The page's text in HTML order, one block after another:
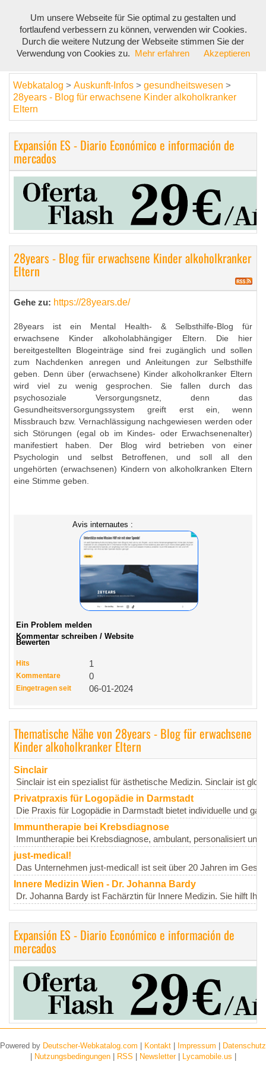
Webkatalog > Auskunft-Infos > gesundheitswesen >
28years - Blog für erwachsene Kinder alkoholkranker
Eltern
Expansión ES - Diario Económico e información de
mercados
28years - Blog für erwachsene Kinder alkoholkranker
Eltern
Gehe zu: https://28years.de/
28years ist ein Mental Health- & Selbsthilfe-Blog für
erwachsene Kinder alkoholabhängiger Eltern. Die hier
bereitgestellten Blogeinträge sind frei zugänglich und sollen
zum Nachdenken anregen und Anleitungen zur Selbsthilfe
geben. Denn über (erwachsene) Kinder alkoholkranker Eltern
wird viel zu wenig gesprochen. Sie fallen durch das
psychosoziale Versorgungsnetz, denn das
Gesundheitsversorgungssystem greift erst ein, wenn
Missbrauch bzw. Vernachlässigung nachgewiesen werden oder
sich Störungen (egal ob im Kindes- oder Erwachsenenalter)
manifestiert haben. Der Blog wird betrieben von einer
Psychologin und selbst Betroffenen, und soll all den
ungehörten (erwachsenen) Kindern von alkoholkranken Eltern
eine Stimme geben.
Avis internautes :
Ein Problem melden
Kommentar schreiben / Website
Bewerten
Hits 1
Kommentare 0
Eingetragen seit 06-01-2024
Thematische Nähe von 28years - Blog für erwachsene
Kinder alkoholkranker Eltern
Sinclair
Sinclair ist ein spezialist für ästhetische Medizin. Sinclair ist
Privatpraxis für Logopädie in Darmstadt
Die Praxis für Logopädie in Darmstadt bietet individuelle und
Immuntherapie bei Krebsdiagnose
Immuntherapie bei Krebsdiagnose, ambulant, personalisiert
just-medical!
Das Unternehmen just-medical! ist seit über 20 Jahren im
Innere Medizin Wien - Dr. Johanna Bardy
Dr. Johanna Bardy ist Fachärztin für Innere Medizin. Sie hilft
Expansión ES - Diario Económico e información de
mercados
Powered by Deutscher-Webkatalog.com Kontakt Impressum
Datenschutz
Nutzungsbedingungen| RSS Newsletter| Lycamobile.us
Um unsere Webseite für Sie optimal zu gestalten und
fortlaufend verbessern zu können, verwenden wir Cookies.
Durch die weitere Nutzung der Webseite stimmen Sie der
Verwendung von Cookies zu.
Mehr erfahren Akzeptieren